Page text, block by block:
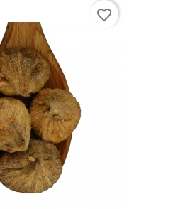
favorite_border